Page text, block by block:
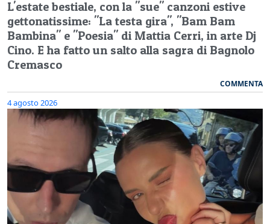
L'estate bestiale, con la "sue" canzoni estive
gettonatissime: "La testa gira", "Bam Bam
Bambina" e "Poesia" di Mattia Cerri, in arte Dj
Cino. E ha fatto un salto alla sagra di Bagnolo
Cremasco
COMMENTA
4 agosto 2026